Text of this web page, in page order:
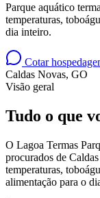
Parque aquático
temperaturas,
dia inteiro.
Cotar
Caldas Novas, GO
Visão geral
Tudo o que
O Lagoa Termas
procurados de
temperaturas,
alimentação para o